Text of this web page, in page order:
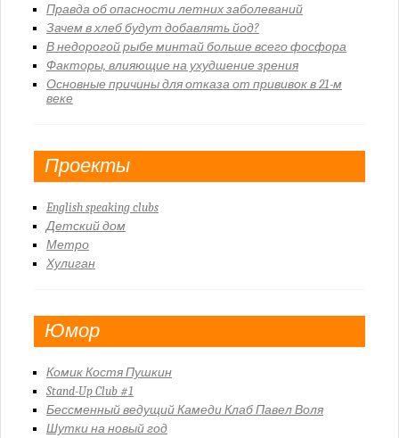
Правда об опасности летних заболеваний
Зачем в хлеб будут добавлять йод?
В недорогой рыбе минтай больше всего фосфора
Факторы, влияющие на ухудшение зрения
Основные причины для отказа от прививок в 21-м
веке
Проекты
English speaking clubs
Детский дом
Метро
Хулиган
Юмор
Комик Костя Пушкин
Stand-Up Club #1
Бессменный ведущий Камеди Клаб Павел Воля
Шутки на новый год